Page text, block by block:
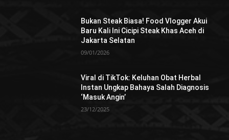
Bukan Steak Biasa! Food Vlogger Akui
Baru Kali Ini Cicipi Steak Khas Aceh di
Jakarta Selatan
09/01/2026
Viral di TikTok: Keluhan Obat Herbal
Instan Ungkap Bahaya Salah Diagnosis
‘Masuk Angin’
23/12/2025